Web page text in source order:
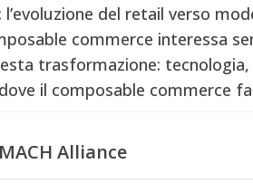
l’evoluzione del retail verso
commerce interessa
trasformazione:
dove il composable commerce
Alliance